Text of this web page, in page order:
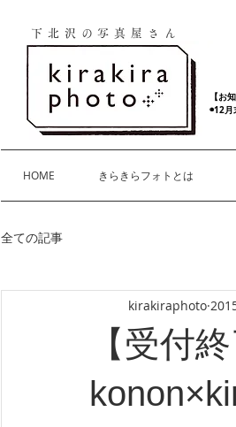
下北沢の写真屋さん
【お
◉12月
HOME きらきらフォトとは
全ての記事
【受付
kirakiraphoto